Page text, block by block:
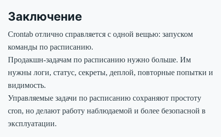
Заключение
Crontab отлично справляется с одной вещью: запуском
команды по расписанию.
Продакшн-задачам по расписанию нужно больше. Им
нужны логи, статус, секреты, деплой, повторные попытки и
видимость.
Управляемые задачи по расписанию сохраняют простоту
cron, но делают работу наблюдаемой и более безопасной в
эксплуатации.